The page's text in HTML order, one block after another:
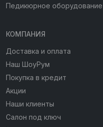
Педикюрное оборудование
КОМПАНИЯ
Доставка и оплата
Наш ШоуРум
Покупка в кредит
Акции
Наши клиенты
Салон под ключ